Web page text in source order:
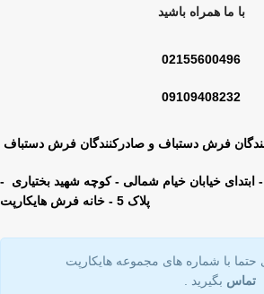
با ما همراه باشید
02155600496
09109408232
فرش دستباف و صادرکنندگان فرش دستباف
خیابان خیام شمالی - کوچه شهید بختیاری -
پلاک 5 - خانه فرش هایکارپت
با شماره های مجموعه هایکارپت
تماس بگیرید .